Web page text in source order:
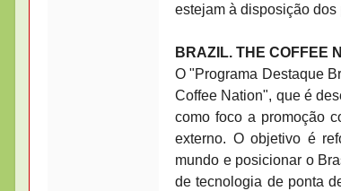
estejam à disposição
BRAZIL. THE COFFEE
O "Programa Destaque
Coffee Nation", que é
como foco a promoção
externo. O objetivo é
mundo e posicionar o
de tecnologia de ponta